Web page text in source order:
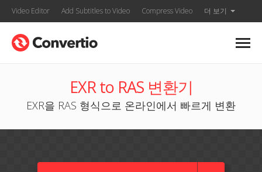
Video Editor Add Subtitles to Video Compress Video 더 보기
EXR to RAS 변환기
EXR을 RAS 형식으로 온라인에서 빠르게 변환